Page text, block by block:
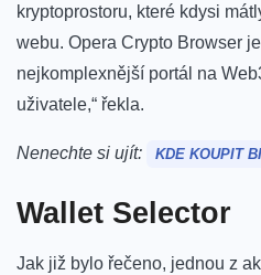
kryptoprostoru, které kdysi
webu. Opera Crypto Browser
nejkomplexnější portál na
uživatele,“ řekla.
Nenechte si ujít: KDE KOUPIT
Wallet Selector
Jak již bylo řečeno, jednou z